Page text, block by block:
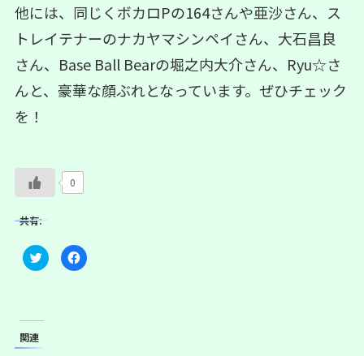
他には、同じくボカロPの164さんや亜沙さん、ス
トレイテナーのナカヤマシンペイさん、大石昌良
さん、Base Ball Bearの堀之内大介さん、Ryu☆さ
んと、豪華な顔ぶれとなっています。ぜひチェック
を！
0
共有:
ク
リ
w
F
a
関連